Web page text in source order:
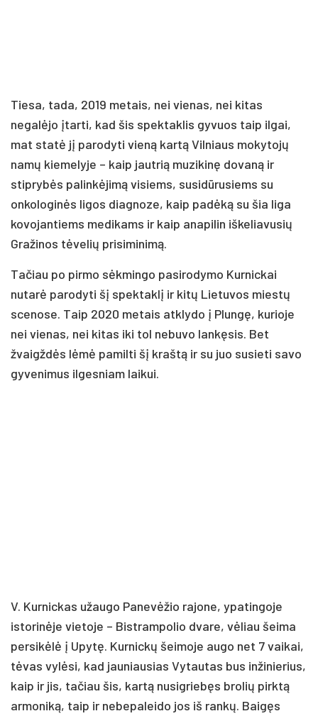
Tiesa, tada, 2019 metais, nei vienas, nei kitas
negalėjo įtarti, kad šis spektaklis gyvuos taip ilgai,
mat statė jį parodyti vieną kartą Vilniaus mokytojų
namų kiemelyje – kaip jautrią muzikinę dovaną ir
stiprybės palinkėjimą visiems, susidūrusiems su
onkologinės ligos diagnoze, kaip padėką su šia liga
kovojantiems medikams ir kaip anapilin iškeliavusių
Gražinos tėvelių prisiminimą.
Tačiau po pirmo sėkmingo pasirodymo Kurnickai
nutarė parodyti šį spektaklį ir kitų Lietuvos miestų
scenose. Taip 2020 metais atklydo į Plungę, kurioje
nei vienas, nei kitas iki tol nebuvo lankęsis. Bet
žvaigždės lėmė pamilti šį kraštą ir su juo susieti savo
gyvenimus ilgesniam laikui.
V. Kurnickas užaugo Panevėžio rajone, ypatingoje
istorinėje vietoje – Bistrampolio dvare, vėliau šeima
persikėlė į Upytę. Kurnickų šeimoje augo net 7 vaikai,
tėvas vylėsi, kad jauniausias Vytautas bus inžinierius,
kaip ir jis, tačiau šis, kartą nusigriebęs brolių pirktą
armoniką, taip ir nebepaleido jos iš rankų. Baigęs